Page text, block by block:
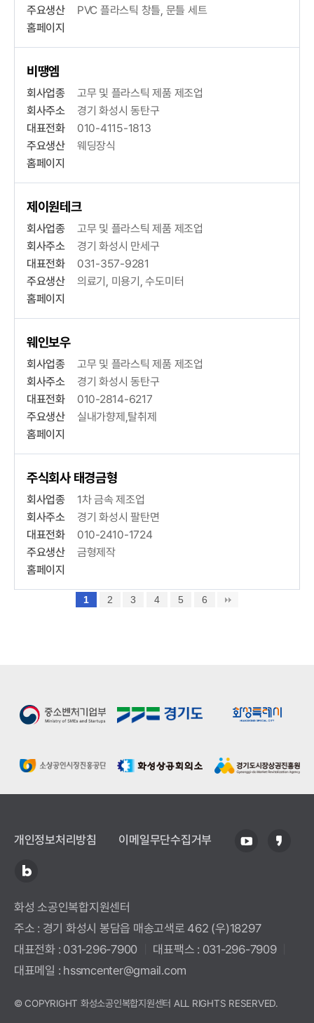
주요생산
PVC 플라스틱 창틀, 문틀 세트
홈페이지
비땡엠
회사업종
고무 및 플라스틱 제품 제조업
회사주소
경기 화성시 동탄구
대표전화
010-4115-1813
주요생산
웨딩장식
홈페이지
제이원테크
회사업종
고무 및 플라스틱 제품 제조업
회사주소
경기 화성시 만세구
대표전화
031-357-9281
주요생산
의료기, 미용기, 수도미터
홈페이지
웨인보우
회사업종
고무 및 플라스틱 제품 제조업
회사주소
경기 화성시 동탄구
대표전화
010-2814-6217
주요생산
실내가향제,탈취제
홈페이지
주식회사 태경금형
회사업종
1차 금속 제조업
회사주소
경기 화성시 팔탄면
대표전화
010-2410-1724
주요생산
금형제작
홈페이지
1 2 3 4 5 6
개인정보처리방침 이메일무단수집거부
화성 소공인복합지원센터
주소 : 경기 화성시 봉담읍 매송고색로 462 (우)18297
대표전화 : 031-296-7900
대표팩스 : 031-296-7909
대표메일 : hssmcenter@gmail.com
© COPYRIGHT 화성소공인복합지원센터 ALL RIGHTS RESERVED.